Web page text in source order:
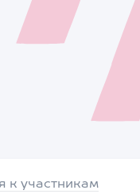
к участникам